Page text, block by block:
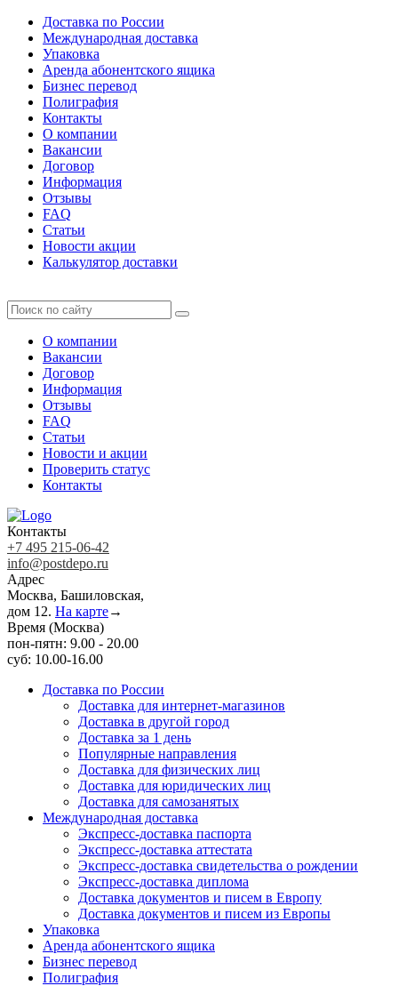
Доставка по России
Международная доставка
Упаковка
Аренда абонентского ящика
Бизнес перевод
Полиграфия
Контакты
О компании
Вакансии
Договор
Информация
Отзывы
FAQ
Статьи
Новости акции
Калькулятор доставки
О компании
Вакансии
Договор
Информация
Отзывы
FAQ
Статьи
Новости и акции
Проверить статус
Контакты
Контакты
+7 495 215-06-42
info@postdepo.ru
Адрес
Москва, Башиловская,
дом 12. На карте→
Время (Москва)
пон-пятн: 9.00 - 20.00
суб: 10.00-16.00
Доставка по России
Доставка для интернет-магазинов
Доставка в другой город
Доставка за 1 день
Популярные направления
Доставка для физических лиц
Доставка для юридических лиц
Доставка для самозанятых
Международная доставка
Экспресс-доставка паспорта
Экспресс-доставка аттестата
Экспресс-доставка свидетельства о рождении
Экспресс-доставка диплома
Доставка документов и писем в Европу
Доставка документов и писем из Европы
Упаковка
Аренда абонентского ящика
Бизнес перевод
Полиграфия